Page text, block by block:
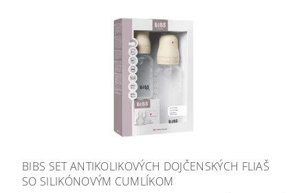
BIBS SET ANTIKOLIKOVÝCH DOJČENSKÝCH FLIAŠ
SO SILIKÓNOVÝM CUMLÍKOM